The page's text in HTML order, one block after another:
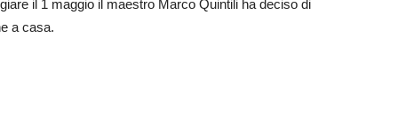
il 1 maggio il maestro Marco Quintili ha deciso di
a casa.